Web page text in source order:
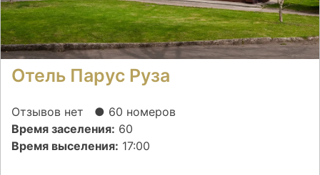
Отель Парус Руза
Отзывов нет
● 60 номеров
Время заселения: 60
Время выселения: 17:00